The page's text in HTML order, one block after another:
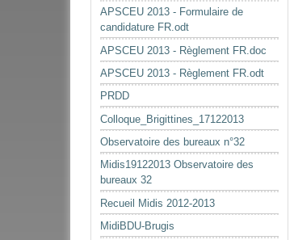
APSCEU 2013 - Formulaire de
candidature FR.odt
APSCEU 2013 - Règlement FR.doc
APSCEU 2013 - Règlement FR.odt
PRDD
Colloque_Brigittines_17122013
Observatoire des bureaux n°32
Midis19122013 Observatoire des
bureaux 32
Recueil Midis 2012-2013
MidiBDU-Brugis